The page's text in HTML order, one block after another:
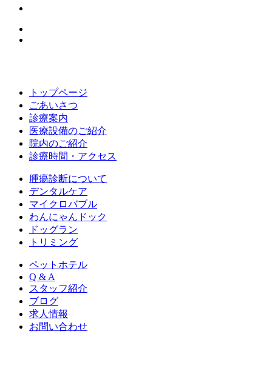
トップページ
ごあいさつ
診療案内
医療設備のご紹介
院内のご紹介
診療時間・アクセス
腫瘍診断について
デンタルケア
マイクロバブル
わんにゃんドック
ドッグラン
トリミング
ペットホテル
Q & A
スタッフ紹介
ブログ
求人情報
お問い合わせ